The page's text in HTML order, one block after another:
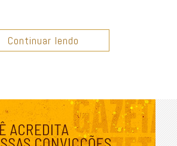
Continuar lendo